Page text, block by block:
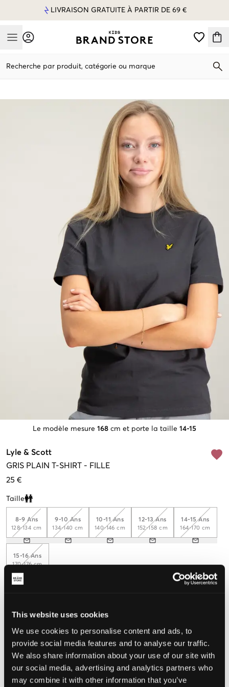
This website uses cookies
We use cookies to personalise content and ads, to
provide social media features and to analyse our traffic.
We also share information about your use of our site with
our social media, advertising and analytics partners who
may combine it with other information that you’ve
LIVRAISON GRATUITE À PARTIR DE 69 €
Mobile Menu
Recherche par produit, catégorie ou marque
Le modèle mesure 168 cm et porte la taille 14-15
Lyle & Scott
GRIS PLAIN T-SHIRT - FILLE
25 €
Taille
Clone modal
8-9 Ans
128-134 cm
9-10 Ans
134-140 cm
10-11 Ans
140-146 cm
12-13 Ans
152-158 cm
14-15 Ans
164-170 cm
15-16 Ans
170-176 cm
CHOISIR LA TAILLE